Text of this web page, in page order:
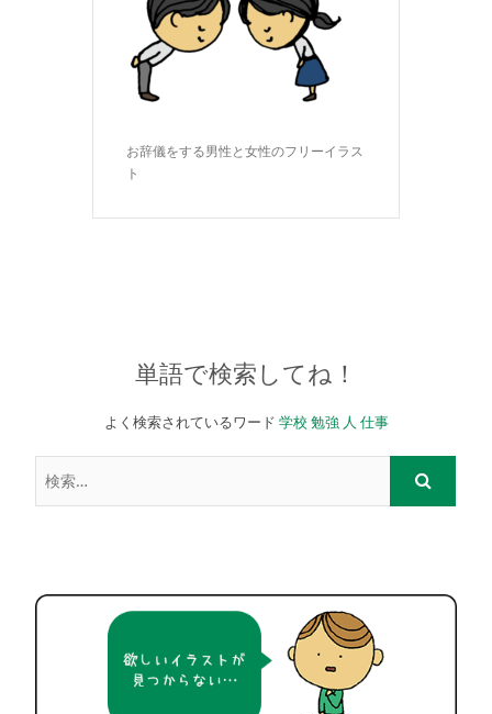
お辞儀をする男性と女性のフリーイラス
ト
単語で検索してね！
よく検索されているワード 学校 勉強 人 仕事